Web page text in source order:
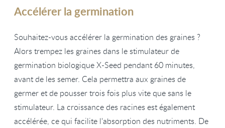
Accélérer la germination
Souhaitez-vous accélérer la germination des graines ?
Alors trempez les graines dans le stimulateur de
germination biologique X-Seed pendant 60 minutes,
avant de les semer. Cela permettra aux graines de
germer et de pousser trois fois plus vite que sans le
stimulateur. La croissance des racines est également
accélérée, ce qui facilite l'absorption des nutriments. De